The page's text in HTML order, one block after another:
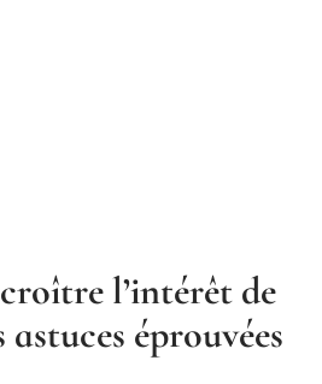
l’intérêt de
éprouvées